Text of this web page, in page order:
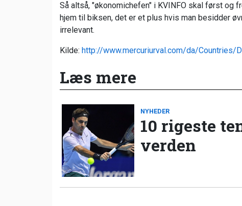
Så altså, "økonomichefen" i KVINFO skal først
hjem til biksen, det er et plus hvis man besidder
irrelevant.
Kilde: http://www.mercuriurval.com/da/
Læs mere
NYHEDER
10 rigeste
verden